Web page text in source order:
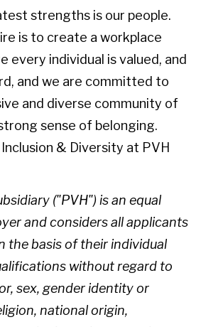
strengths is our people.
is to create a workplace
every individual is valued, and
and we are committed to
and diverse community of
sense of belonging.
& Diversity at PVH
("PVH") is an equal
and considers all applicants
the basis of their individual
without regard to
sex, gender identity or
national origin,